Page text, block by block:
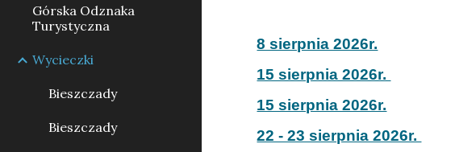
Górska Odznaka
Turystyczna
Wycieczki
Bieszczady
Bieszczady
8 sierpnia 2026r.
15 sierpnia 2026r.
15 sierpnia 2026r.
22 - 23 sierpnia 2026r.